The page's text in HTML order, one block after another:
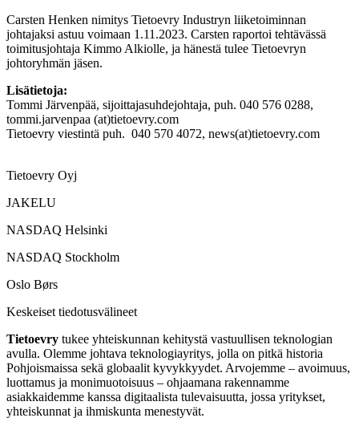
Carsten Henken nimitys Tietoevry Industryn liiketoiminnan
johtajaksi astuu voimaan 1.11.2023. Carsten raportoi tehtävässä
toimitusjohtaja Kimmo Alkiolle, ja hänestä tulee Tietoevryn
johtoryhmän jäsen.
Lisätietoja:
Tommi Järvenpää, sijoittajasuhdejohtaja, puh. 040 576 0288,
tommi.jarvenpaa (at)tietoevry.com
Tietoevry viestintä puh. 040 570 4072, news(at)tietoevry.com
Tietoevry Oyj
JAKELU
NASDAQ Helsinki
NASDAQ Stockholm
Oslo Børs
Keskeiset tiedotusvälineet
Tietoevry tukee yhteiskunnan kehitystä vastuullisen teknologian
avulla. Olemme johtava teknologiayritys, jolla on pitkä historia
Pohjoismaissa sekä globaalit kyvykkyydet. Arvojemme – avoimuus,
luottamus ja monimuotoisuus – ohjaamana rakennamme
asiakkaidemme kanssa digitaalista tulevaisuutta, jossa yritykset,
yhteiskunnat ja ihmiskunta menestyvät.